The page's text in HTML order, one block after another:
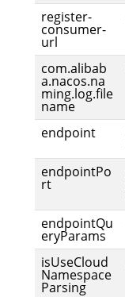
register-
consumer-
url
com.alibab
a.nacos.na
ming.log.file
name
endpoint
endpointPo
rt
endpointQu
eryParams
isUseCloud
Namespace
Parsing